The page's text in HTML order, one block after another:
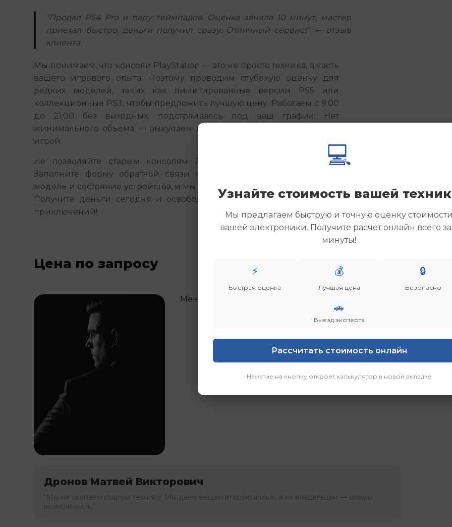
"Продал PS4 Pro и пару геймпадов. Оценка заняла 10 минут, мастер
приехал быстро, деньги получил сразу. Отличный сервис!" — отзыв
клиента.
Мы понимаем, что консоли PlayStation — это не просто техника, а часть
вашего игрового опыта. Поэтому проводим глубокую оценку для
редких моделей, таких как лимитированные версии PS5 или
коллекционные PS3, чтобы предложить лучшую цену. Работаем с 9:00
до 21:00 без выходных, подстраиваясь под ваш график. Нет
минимального объема — выкупаем даже один геймпад или диск с
игрой.
Не позволяйте старым консолям PlayStation пылиться без дела.
Заполните форму обратной связи на сайте прямо сейчас, указав
модель и состояние устройства, и мы свяжемся с вами в течение часа.
Получите деньги сегодня и освободите место для новых игровых
приключений!
Цена по запросу
Менеджер
Дронов Матвей Викторович
“Мы не скупаем старую технику. Мы даем вещам вторую жизнь, а их владельцам — новую
возможность.”
💻
Узнайте стоимость вашей
Мы предлагаем быструю и точную оценку стоимости
вашей электроники. Получите расчет онлайн всего
минуты!
⚡
Быстрая оценка
💰
Лучшая цена
🔒
Безопасно
🚗
Выезд эксперта
Рассчитать стоимость онлайн
Нажатие на кнопку откроет калькулятор в новой вкладке